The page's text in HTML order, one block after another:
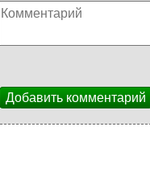
Добавить комментарий